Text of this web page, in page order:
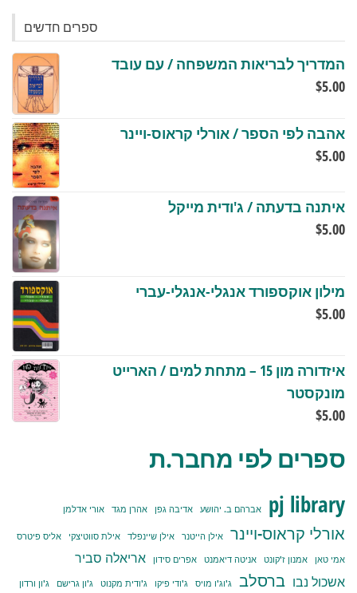
ספרים חדשים
המדריך לבריאות המשפחה / עם עובד
$5.00
אהבה לפי הספר / אורלי קראוס-ויינר
$5.00
איתנה בדעתה / ג'ודית מייקל
$5.00
מילון אוקספורד אנגלי-אנגלי-עברי
$5.00
איזדורה מון 15 – מתחת למים / הארייט
מונקסטר
$5.00
ספרים לפי מחבר.ת
pj library אברהם ב. יהושע אדיבה גפן אהרן מגד אורי אדלמן
אורלי קראוס-ויינר אילן הייטנר אילן שיינפלד אילת סווטיצקי אליס פיטרס
אמי טאן אמנון ז'קונט אניטה דיאמנט אפרים סידון
אריאלה סביר
אשכול נבו ברסלב ג'וג'ו מויס ג'ודי פיקו ג'ודית מקנוט ג'ון גרישם ג'ון ורדון